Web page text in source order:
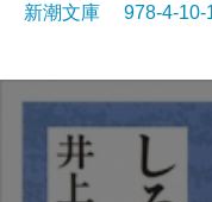
新潮文庫 978-4-